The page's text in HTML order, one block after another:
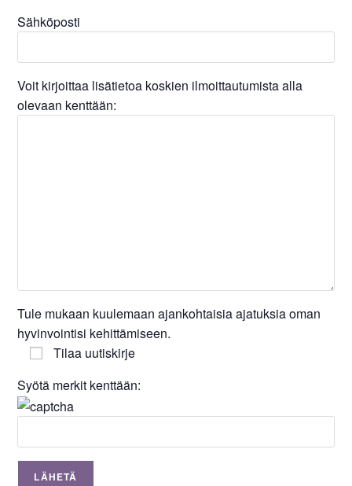
Sähköposti
Voit kirjoittaa lisätietoa koskien ilmoittautumista alla
olevaan kenttään:
Tule mukaan kuulemaan ajankohtaisia ajatuksia oman
hyvinvointisi kehittämiseen.
Tilaa uutiskirje
Syötä merkit kenttään: